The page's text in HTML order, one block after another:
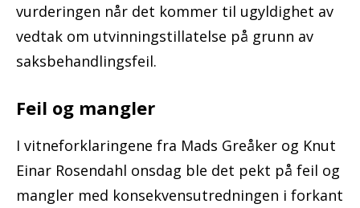
vurderingen når det kommer til ugyldighet av
vedtak om utvinningstillatelse på grunn av
saksbehandlingsfeil.
Feil og mangler
I vitneforklaringene fra Mads Greåker og Knut
Einar Rosendahl onsdag ble det pekt på feil og
mangler med konsekvensutredningen i forkant